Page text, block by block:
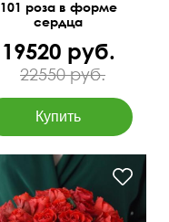
101 роза в форме
сердца
19520 руб.
22550 руб.